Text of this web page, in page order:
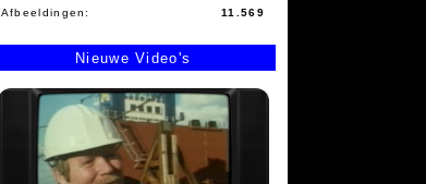
Afbeeldingen:
11.569
Nieuwe Video's